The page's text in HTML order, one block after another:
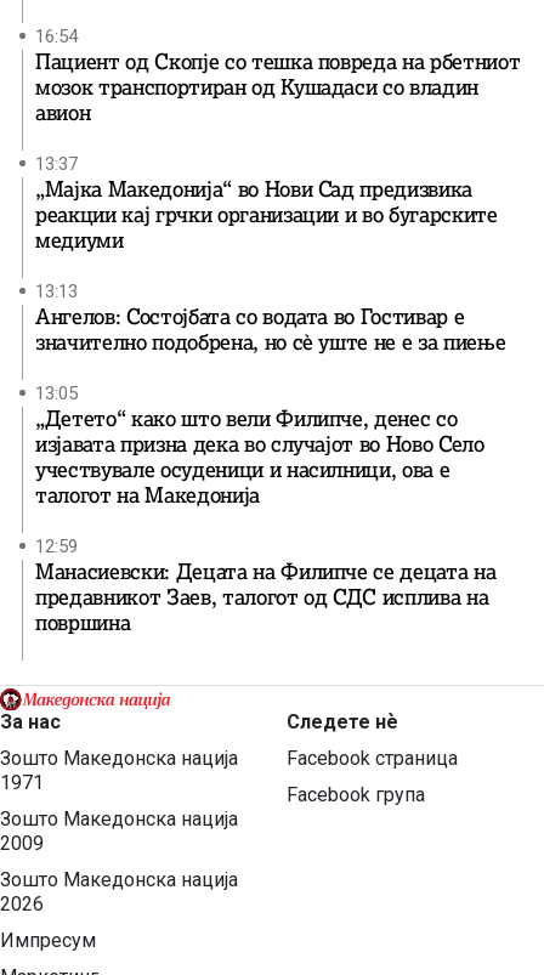
16:54
Пациент од Скопје со тешка повреда на рбетниот
мозок транспортиран од Кушадаси со владин
авион
13:37
„Мајка Македонија“ во Нови Сад предизвика
реакции кај грчки организации и во бугарските
медиуми
13:13
Ангелов: Состојбата со водата во Гостивар е
значително подобрена, но сè уште не е за пиење
13:05
„Детето“ како што вели Филипче, денес со
изјавата призна дека во случајот во Ново Село
учествувале осуденици и насилници, ова е
талогот на Македонија
12:59
Манасиевски: Децата на Филипче се децата на
предавникот Заев, талогот од СДС исплива на
површина
За нас
Зошто Македонска нација
1971
Зошто Македонска нација
2009
Зошто Македонска нација
2026
Импресум
Следете нѐ
Facebook страница
Facebook група